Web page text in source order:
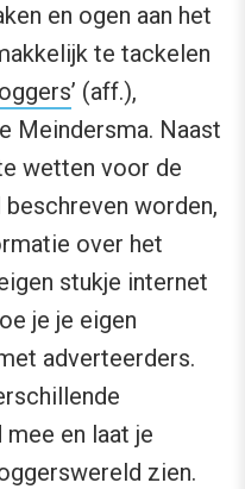
en ogen aan het
te tackelen
’ (aff.),
Meindersma. Naast
wetten voor de
worden,
over het
stukje internet
je je eigen
adverteerders.
mee en laat je
zien.